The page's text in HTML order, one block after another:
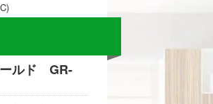
2 / 17
ルド GR-